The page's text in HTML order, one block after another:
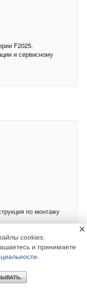
F2025.
и сервисному
по монтажу
cookies.
и принимаете
×